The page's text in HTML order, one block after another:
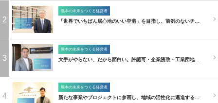
2
熊本の未来をつくる経営者
「世界でいちばん居心地のいい空港」を目指し、前例のないチ…
3
熊本の未来をつくる経営者
大手がやらない、だから面白い。許認可・企業誘致・工業団地…
4
熊本の未来をつくる経営者
新たな事業やプロジェクトに参画し、地域の活性化に邁進する…